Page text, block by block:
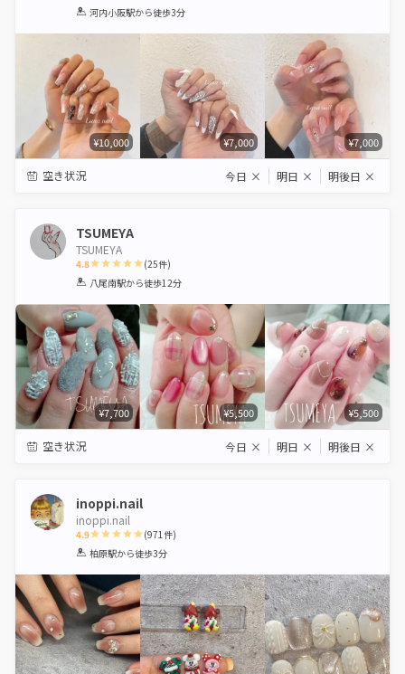
1 2 3 4 5
河内小阪駅から徒歩3分
¥10,000 ¥7,000 ¥7,000
空き状況 今日 × 明日 × 明後日 ×
TSUMEYA
TSUMEYA
4.8
1 2 3 4 5
(25件)
八尾南駅から徒歩12分
¥7,700 ¥5,500 ¥5,500
空き状況 今日 × 明日 × 明後日 ×
inoppi.nail
inoppi.nail
4.9
1 2 3 4 5
(971件)
柏原駅から徒歩3分